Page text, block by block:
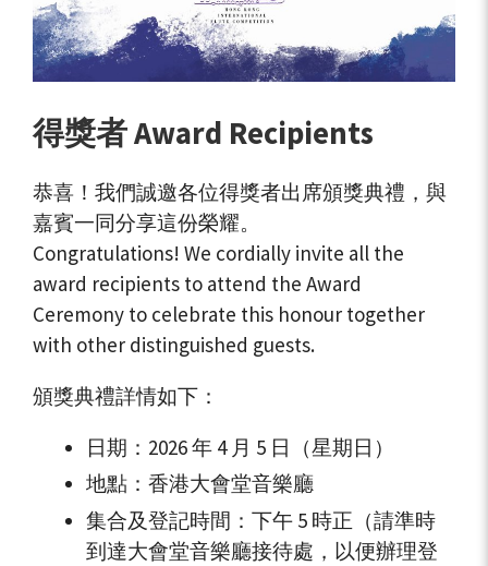
得獎者 Award Recipients
恭喜！我們誠邀各位得獎者出席頒獎典禮，與
嘉賓一同分享這份榮耀。
Congratulations! We cordially invite all the
award recipients to attend the Award
Ceremony to celebrate this honour together
with other distinguished guests.
頒獎典禮詳情如下：
日期：2026 年 4 月 5 日（星期日）
地點：香港大會堂音樂廳
集合及登記時間：下午 5 時正（請準時
到達大會堂音樂廳接待處，以便辦理登